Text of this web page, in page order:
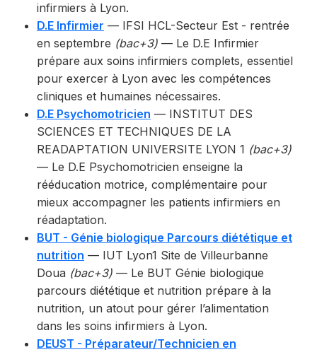
infirmiers à Lyon.
D.E Infirmier — IFSI HCL-Secteur Est - rentrée
en septembre (bac+3) — Le D.E Infirmier
prépare aux soins infirmiers complets, essentiel
pour exercer à Lyon avec les compétences
cliniques et humaines nécessaires.
D.E Psychomotricien — INSTITUT DES
SCIENCES ET TECHNIQUES DE LA
READAPTATION UNIVERSITE LYON 1 (bac+3)
— Le D.E Psychomotricien enseigne la
rééducation motrice, complémentaire pour
mieux accompagner les patients infirmiers en
réadaptation.
BUT - Génie biologique Parcours diététique et
nutrition — IUT Lyon1 Site de Villeurbanne
Doua (bac+3) — Le BUT Génie biologique
parcours diététique et nutrition prépare à la
nutrition, un atout pour gérer l’alimentation
dans les soins infirmiers à Lyon.
DEUST - Préparateur/Technicien en